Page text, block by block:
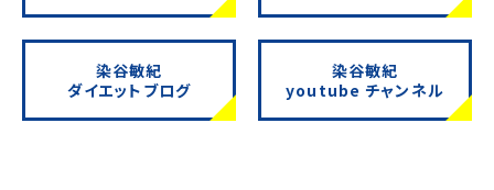
染谷敏紀
ダイエットブログ
染谷敏紀
youtube チャンネル